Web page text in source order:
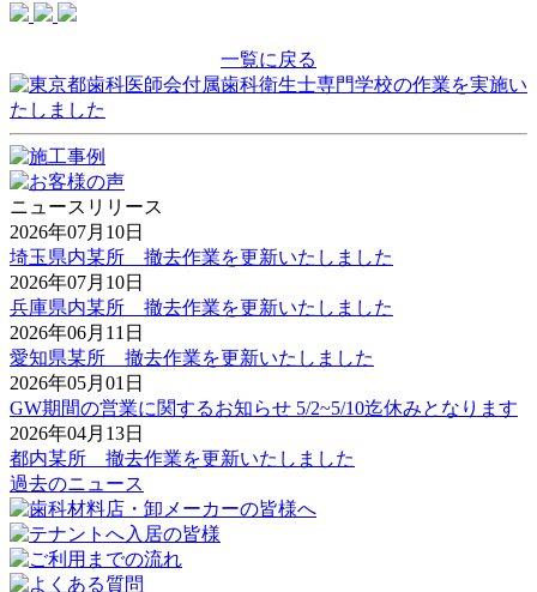
一覧に戻る
ニュースリリース
2026年07月10日
埼玉県内某所 撤去作業を更新いたしました
2026年07月10日
兵庫県内某所 撤去作業を更新いたしました
2026年06月11日
愛知県某所 撤去作業を更新いたしました
2026年05月01日
GW期間の営業に関するお知らせ 5/2~5/10迄休みとなります
2026年04月13日
都内某所 撤去作業を更新いたしました
過去のニュース